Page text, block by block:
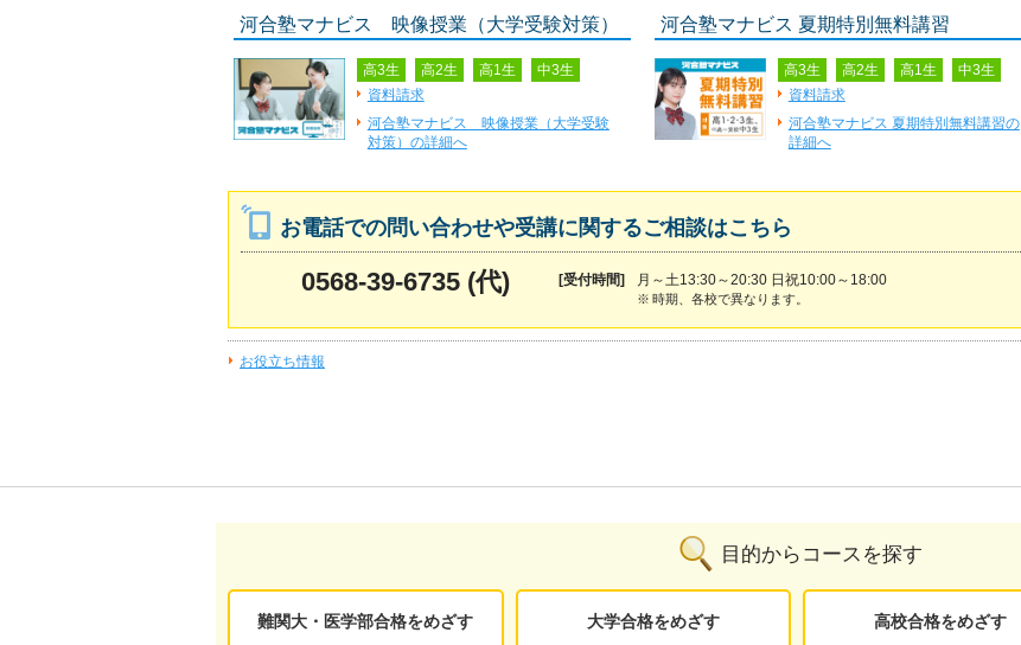
河合塾マナビス 映像授業（大学受験対策）
高3生 高2生 高1生
中3生
資料請求
河合塾マナビス 映像授業（大学受験
対策）の詳細へ
河合塾マナビス 夏期特別無料講習
高3生 高2生 高1生
中3生
資料請求
河合塾マナビス 夏期特別無料講習の
詳細へ
お電話での問い合わせや受講に関するご相談はこちら
0568-39-6735 (代) [受付時間] 月～土13:30～20:30 日祝10:00～18:00
※ 時期、各校で異なります。
お役立ち情報
目的からコースを探す
難関大・医学部合格をめざす 大学合格をめざす 高校合格をめざす